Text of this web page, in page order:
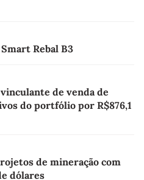
Rebal B3
de venda de
do portfólio por R$876,1
de mineração com
dólares